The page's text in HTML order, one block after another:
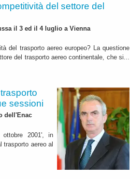
del settore del
il 3 ed il 4 luglio a Vienna
del trasporto aereo europeo? La questione
del trasporto aereo continentale, che si...
sessioni
dell'Enac
2001', in
trasporto aereo al